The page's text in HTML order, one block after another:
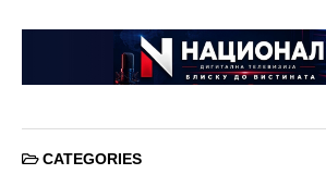
CATEGORIES